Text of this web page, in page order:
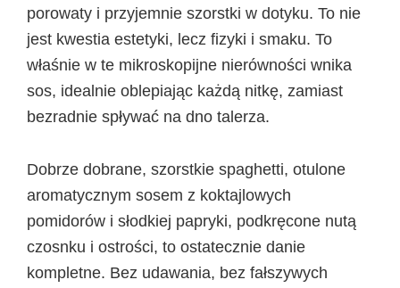
porowaty i przyjemnie szorstki w dotyku. To nie
jest kwestia estetyki, lecz fizyki i smaku. To
właśnie w te mikroskopijne nierówności wnika
sos, idealnie oblepiając każdą nitkę, zamiast
bezradnie spływać na dno talerza.
Dobrze dobrane, szorstkie spaghetti, otulone
aromatycznym sosem z koktajlowych
pomidorów i słodkiej papryki, podkręcone nutą
czosnku i ostrości, to ostatecznie danie
kompletne. Bez udawania, bez fałszywych